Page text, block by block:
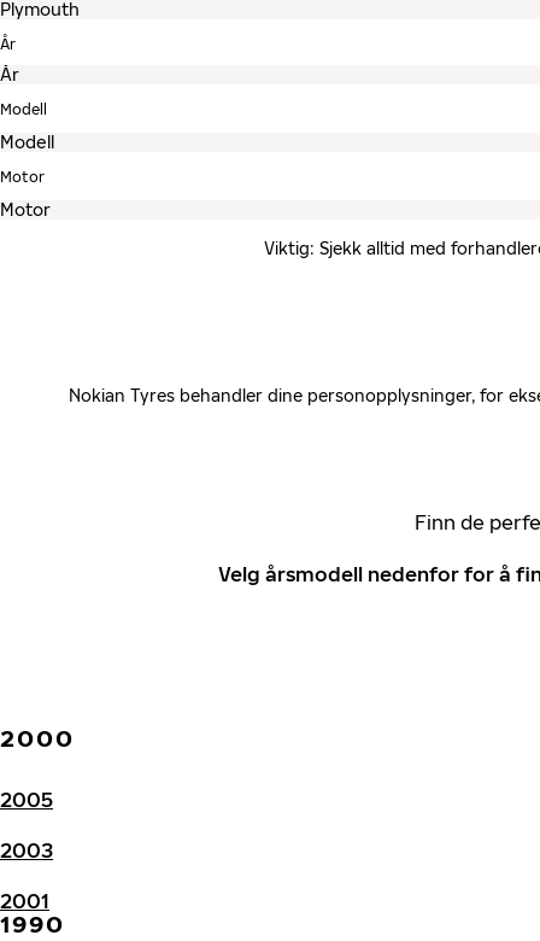
År
Modell
Motor
Viktig: Sjekk alltid med
Nokian Tyres behandler dine personopplysninger, for
Finn de
Velg årsmodell nedenfor for å
2000
2005
2003
2001
1990